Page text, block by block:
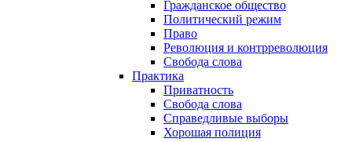
Гражданское общество
Политический режим
Право
Революция и контрреволюция
Свобода слова
Практика
Приватность
Свобода слова
Справедливые выборы
Хорошая полиция